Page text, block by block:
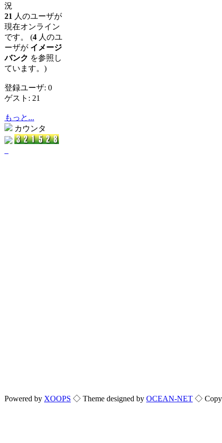
況
21 人のユーザが
現在オンライン
です。 (4 人のユ
ーザが イメージ
バンク を参照し
ています。)
登録ユーザ: 0
ゲスト: 21
もっと...
カウンタ
Powered by XOOPS ◇ Theme designed by OCEAN-NET ◇